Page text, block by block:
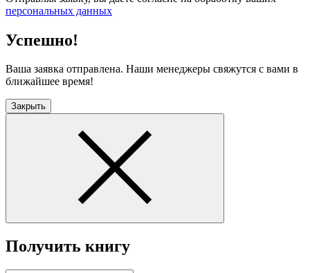
персональных данных
Успешно!
Ваша заявка отправлена. Наши менеджеры свяжутся с вами в
ближайшее время!
Закрыть
Получить книгу